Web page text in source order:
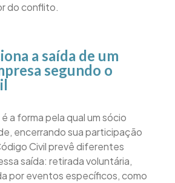
do conflito.
a saída de um
segundo o
a forma pela qual um sócio
encerrando sua participação
Civil prevê diferentes
saída: retirada voluntária,
por eventos específicos, como